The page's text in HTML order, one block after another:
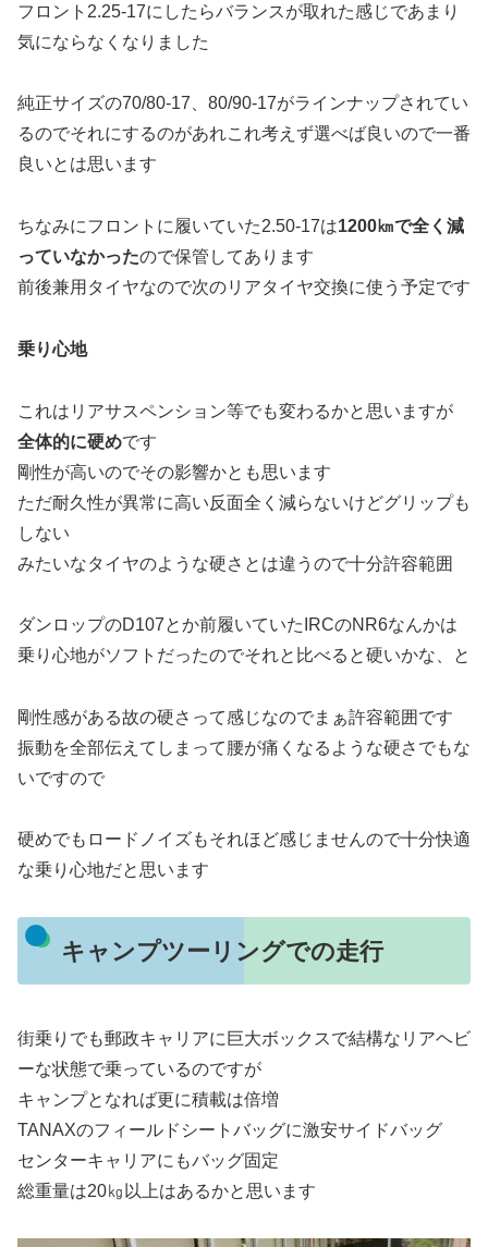
フロント2.25-17にしたらバランスが取れた感じであまり
気にならなくなりました
純正サイズの70/80-17、80/90-17がラインナップされてい
るのでそれにするのがあれこれ考えず選べば良いので一番
良いとは思います
ちなみにフロントに履いていた2.50-17は1200㎞で全く減
っていなかったので保管してあります
前後兼用タイヤなので次のリアタイヤ交換に使う予定です
乗り心地
これはリアサスペンション等でも変わるかと思いますが
全体的に硬めです
剛性が高いのでその影響かとも思います
ただ耐久性が異常に高い反面全く減らないけどグリップも
しない
みたいなタイヤのような硬さとは違うので十分許容範囲
ダンロップのD107とか前履いていたIRCのNR6なんかは
乗り心地がソフトだったのでそれと比べると硬いかな、と
剛性感がある故の硬さって感じなのでまぁ許容範囲です
振動を全部伝えてしまって腰が痛くなるような硬さでもな
いですので
硬めでもロードノイズもそれほど感じませんので十分快適
な乗り心地だと思います
キャンプツーリングでの走行
街乗りでも郵政キャリアに巨大ボックスで結構なリアヘビ
ーな状態で乗っているのですが
キャンプとなれば更に積載は倍増
TANAXのフィールドシートバッグに激安サイドバッグ
センターキャリアにもバッグ固定
総重量は20㎏以上はあるかと思います